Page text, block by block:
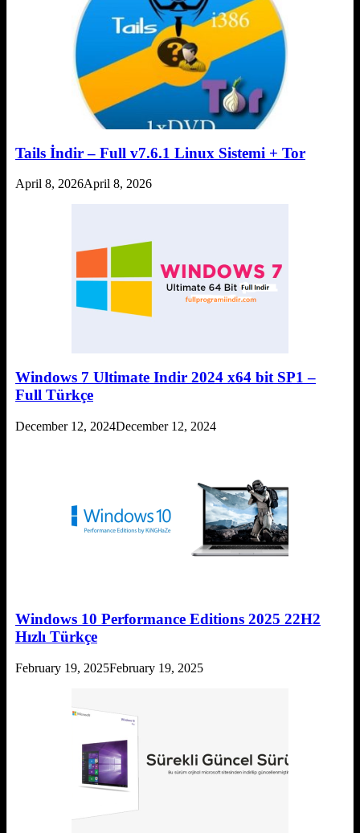
Tails İndir – Full v7.6.1 Linux Sistemi + Tor
April 8, 2026April 8, 2026
Windows 7 Ultimate Indir 2024 x64 bit SP1 –
Full Türkçe
December 12, 2024December 12, 2024
Windows 10 Performance Editions 2025 22H2
Hızlı Türkçe
February 19, 2025February 19, 2025